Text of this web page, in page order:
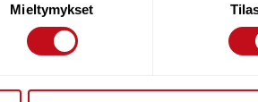
Mieltymykset